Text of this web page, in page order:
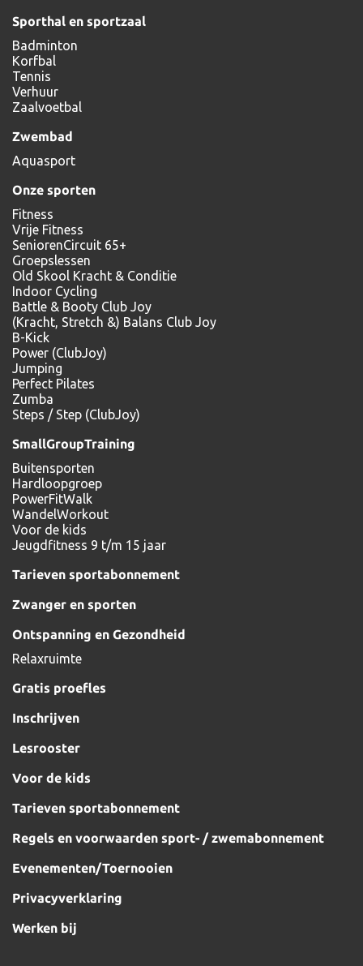
Sporthal en sportzaal
Badminton
Korfbal
Tennis
Verhuur
Zaalvoetbal
Zwembad
Aquasport
Onze sporten
Fitness
Vrije Fitness
SeniorenCircuit 65+
Groepslessen
Old Skool Kracht & Conditie
Indoor Cycling
Battle & Booty Club Joy
(Kracht, Stretch &) Balans Club Joy
B-Kick
Power (ClubJoy)
Jumping
Perfect Pilates
Zumba
Steps / Step (ClubJoy)
SmallGroupTraining
Buitensporten
Hardloopgroep
PowerFitWalk
WandelWorkout
Voor de kids
Jeugdfitness 9 t/m 15 jaar
Tarieven sportabonnement
Zwanger en sporten
Ontspanning en Gezondheid
Relaxruimte
Gratis proefles
Inschrijven
Lesrooster
Voor de kids
Tarieven sportabonnement
Regels en voorwaarden sport- / zwemabonnement
Evenementen/Toernooien
Privacyverklaring
Werken bij